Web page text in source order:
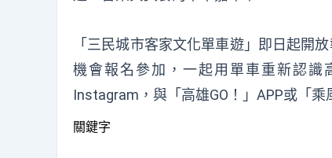
「三民城市客家文化單車遊」即日起開
機會報名參加，一起用單車重新認識
Instagram ，與 「高雄GO！」APP或 「
關鍵字